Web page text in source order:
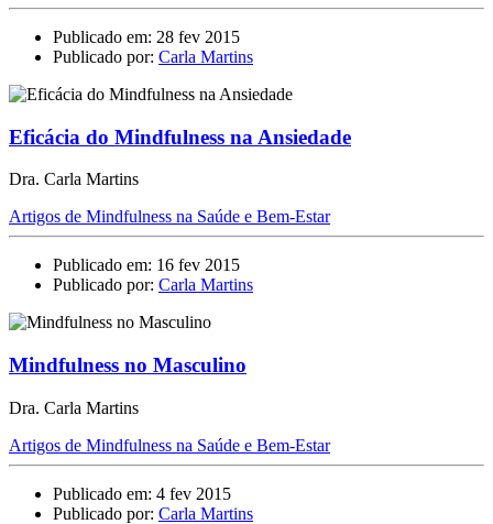
Publicado em: 28 fev 2015
Publicado por: Carla Martins
Eficácia do Mindfulness na Ansiedade
Dra. Carla Martins
Artigos de Mindfulness na Saúde e Bem-Estar
Publicado em: 16 fev 2015
Publicado por: Carla Martins
Mindfulness no Masculino
Dra. Carla Martins
Artigos de Mindfulness na Saúde e Bem-Estar
Publicado em: 4 fev 2015
Publicado por: Carla Martins